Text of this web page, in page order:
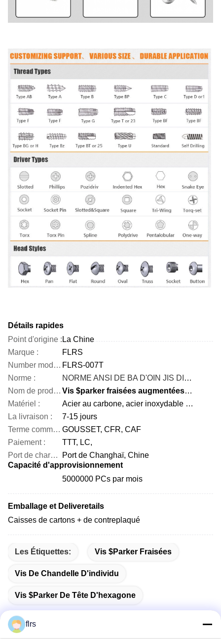
Détails rapides
Point d'origine :La Chine
Marque :
FLRS
Number modèle : FLRS-007T
Norme :
NORME ANSI DE BA D'OIN JIS DIN GIGAOCTET
Nom de produit :
Vis $parker fraisées augmentées enfoncées par croix de tête
Matériel :
Acier au carbone, acier inoxydable et etc.
La livraison :
7-15 jours
Terme commercial : GOUSSET, CFR, CAF
Paiement :
TTT, LC,
Port de chargement :
Port de Changhaï, Chine
Capacité d'approvisionnement
5000000 PCs par mois
Emballage et Deliveretails
Caisses de cartons + de contreplaqué
Les Étiquettes: Vis $parker Fraisées
Vis De Chandelle D'individu
Vis $parker De Tête D'hexagone
flrs